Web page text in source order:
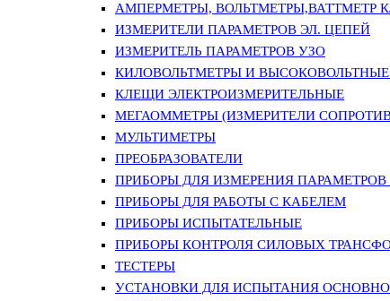
АМПЕРМЕТРЫ, ВОЛЬТМЕТРЫ,ВАТТМЕТР
ИЗМЕРИТЕЛИ ПАРАМЕТРОВ ЭЛ. ЦЕПЕЙ
ИЗМЕРИТЕЛЬ ПАРАМЕТРОВ УЗО
КИЛОВОЛЬТМЕТРЫ И
КЛЕЩИ ЭЛЕКТРОИЗМЕРИТЕЛЬНЫЕ
МЕГАОММЕТРЫ (ИЗМЕРИТЕЛИ
МУЛЬТИМЕТРЫ
ПРЕОБРАЗОВАТЕЛИ
ПРИБОРЫ ДЛЯ ИЗМЕРЕНИЯ
ПРИБОРЫ ДЛЯ РАБОТЫ С КАБЕЛЕМ
ПРИБОРЫ ИСПЫТАТЕЛЬНЫЕ
ПРИБОРЫ КОНТРОЛЯ СИЛОВЫХ
ТЕСТЕРЫ
УСТАНОВКИ ДЛЯ ИСПЫТАНИЯ